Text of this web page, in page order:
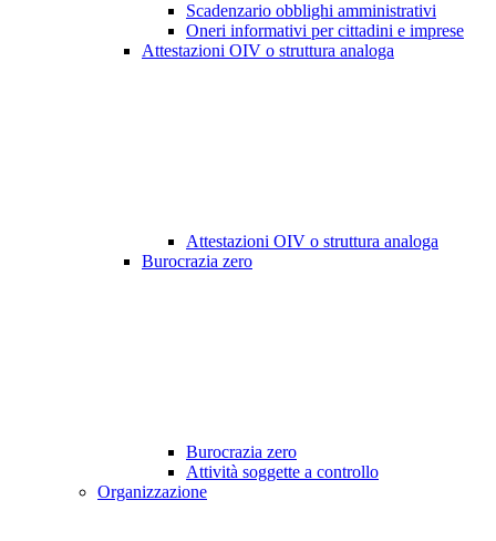
Scadenzario obblighi amministrativi
Oneri informativi per cittadini e imprese
Attestazioni OIV o struttura analoga
Attestazioni OIV o struttura analoga
Burocrazia zero
Burocrazia zero
Attività soggette a controllo
Organizzazione